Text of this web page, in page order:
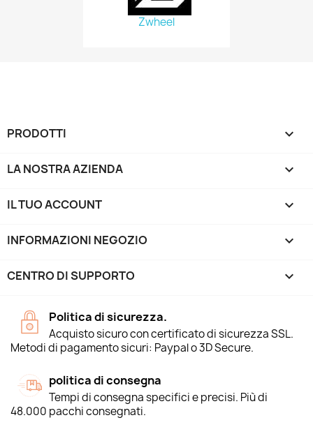
Zwheel
PRODOTTI 
LA NOSTRA AZIENDA 
IL TUO ACCOUNT 
INFORMAZIONI NEGOZIO keyboard_arrow_down
CENTRO DI SUPPORTO 
Politica di sicurezza.
Acquisto sicuro con certificato di sicurezza SSL.
Metodi di pagamento sicuri: Paypal o 3D Secure.
politica di consegna
Tempi di consegna specifici e precisi. Più di
48.000 pacchi consegnati.